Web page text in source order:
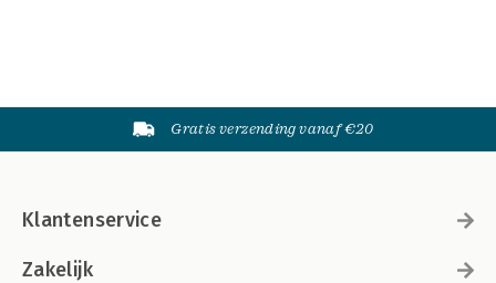
Gratis verzending vanaf €20
Klantenservice
Zakelijk